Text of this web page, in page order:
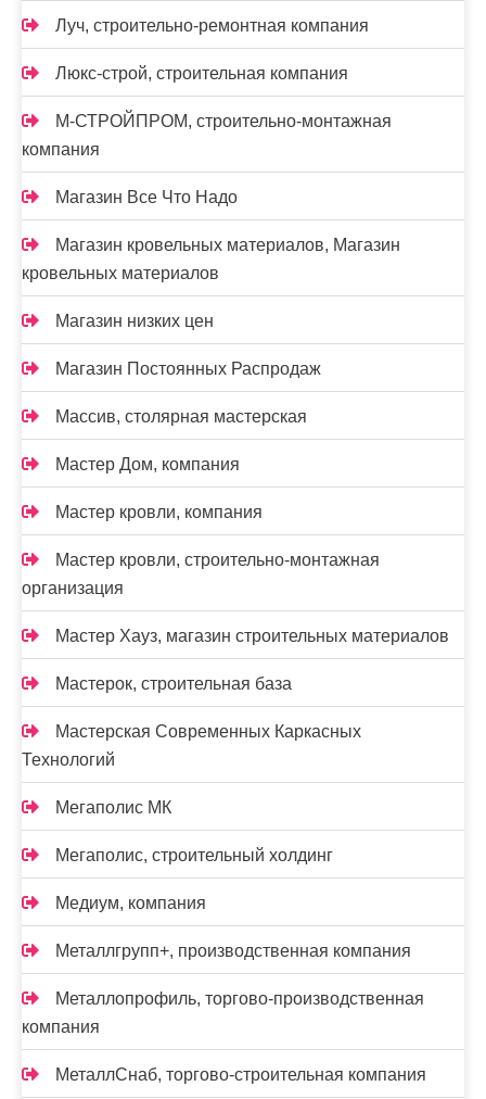
Луч, строительно-ремонтная компания
Люкс-строй, строительная компания
М-СТРОЙПРОМ, строительно-монтажная
компания
Магазин Все Что Надо
Магазин кровельных материалов, Магазин
кровельных материалов
Магазин низких цен
Магазин Постоянных Распродаж
Массив, столярная мастерская
Мастер Дом, компания
Мастер кровли, компания
Мастер кровли, строительно-монтажная
организация
Мастер Хауз, магазин строительных материалов
Мастерок, строительная база
Мастерская Современных Каркасных
Технологий
Мегаполис МК
Мегаполис, строительный холдинг
Медиум, компания
Металлгрупп+, производственная компания
Металлопрофиль, торгово-производственная
компания
МеталлСнаб, торгово-строительная компания